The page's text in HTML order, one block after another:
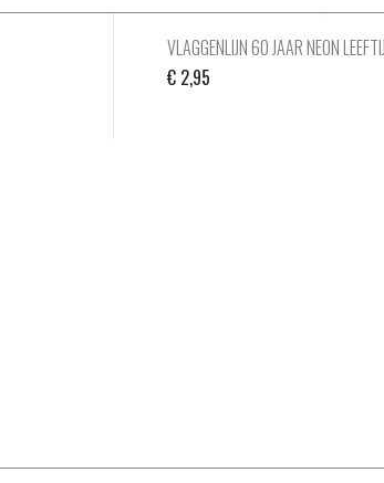
VLAGGENLIJN 60 JAAR NEON
€ 2,95